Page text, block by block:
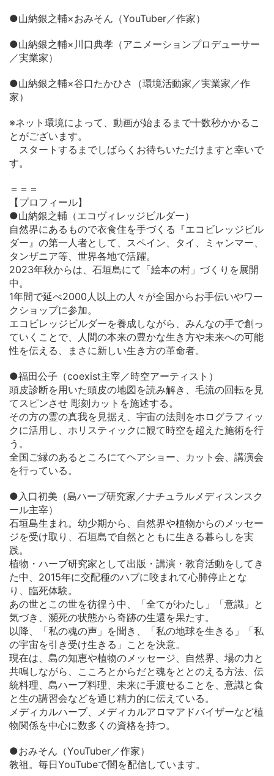
●山納銀之輔×おみそん（YouTuber／作家）
●山納銀之輔×川口典孝（アニメーションプロデューサー
／実業家）
●山納銀之輔×谷口たかひさ（環境活動家／実業家／作
家）
※ネット環境によって、動画が始まるまで十数秒かかるこ
とがございます。
スタートするまでしばらくお待ちいただけますと幸いで
す。
＝＝＝
【プロフィール】
●山納銀之輔（エコヴィレッジビルダー）
自然界にあるもので衣食住を手づくる『エコビレッジビル
ダー』の第一人者として、スペイン、タイ、ミャンマー、
タンザニア等、世界各地で活躍。
2023年秋からは、石垣島にて「絵本の村」づくりを展開
中。
1年間で延べ2000人以上の人々が全国からお手伝いやワー
クショップに参加。
エコビレッジビルダーを養成しながら、みんなの手で創っ
ていくことで、人間の本来の豊かな生き方や未来への可能
性を伝える、まさに新しい生き方の革命者。
●福田公子（coexist主宰／時空アーティスト）
頭皮診断を用いた頭皮の地図を読み解き、毛流の回転を見
てスピンさせ 彫刻カットを施述する。
その方の霊の真我を見据え、宇宙の法則をホログラフィッ
クに活用し、ホリスティックに観て時空を超えた施術を行
う。
全国ご縁のあるところにてヘアショー、カット会、講演会
を行っている。
●入口初美（島ハーブ研究家／ナチュラルメディスンスク
ール主宰）
石垣島生まれ。幼少期から、自然界や植物からのメッセー
ジを受け取り、石垣島で自然とともに生きる暮らしを実
践。
植物・ハーブ研究家として出版・講演・教育活動をしてき
た中、2015年に交配種のハブに咬まれて心肺停止とな
り、臨死体験。
あの世とこの世を彷徨う中、「全てがわたし」「意識」と
気づき、瀕死の状態から奇跡の生還を果たす。
以降、「私の魂の声」を聞き、「私の地球を生きる」「私
の宇宙を引き受け生きる」ことを決意。
現在は、島の知恵や植物のメッセージ、自然界、場の力と
共鳴しながら、こころとからだと魂をととのえる方法、伝
統料理、島ハーブ料理、未来に手渡せることを、意識と食
と生の講習会などを通じ精力的に伝えている。
メディカルハーブ、メディカルアロマアドバイザーなど植
物関係を中心に数多くの資格を持つ。
●おみそん（YouTuber／作家）
教祖。毎日YouTubeで闇を配信しています。